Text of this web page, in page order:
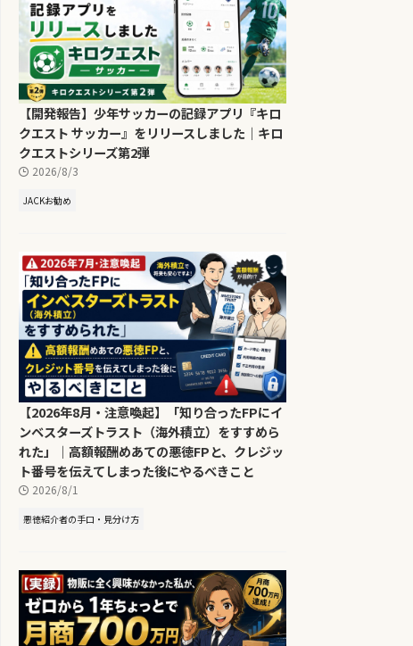
【開発報告】少年サッカーの記録アプリ『キロ
クエスト サッカー』をリリースしました｜キロ
クエストシリーズ第2弾
2026/8/3
JACKお勧め
【2026年8月・注意喚起】「知り合ったFPにイ
ンベスターズトラスト（海外積立）をすすめら
れた」｜高額報酬めあての悪徳FPと、クレジッ
ト番号を伝えてしまった後にやるべきこと
2026/8/1
悪徳紹介者の手口・見分け方